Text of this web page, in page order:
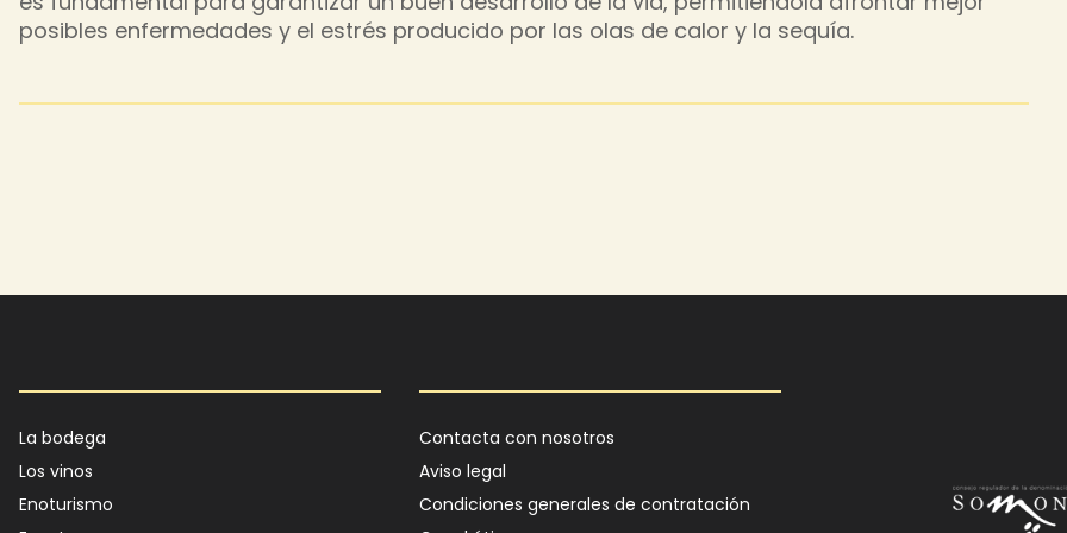
posibles enfermedades y el estrés producido por las olas de calor y la sequía.
Main navigation
La bodega
Los vinos
Enoturismo
Footer
Contacta con nosotros
Aviso legal
Condiciones generales de contratación